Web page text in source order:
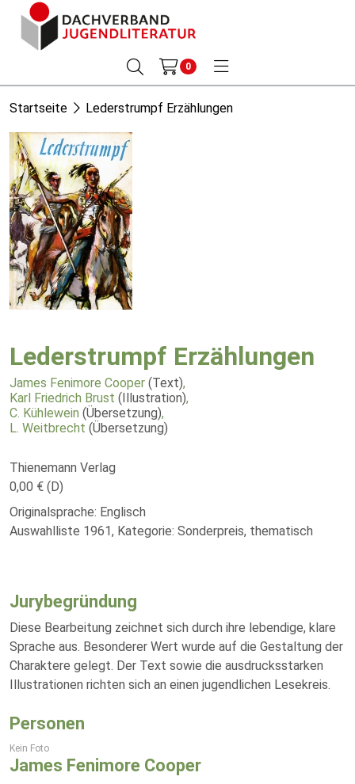
0
Startseite Lederstrumpf Erzählungen
Lederstrumpf Erzählungen
James Fenimore Cooper (Text),
Karl Friedrich Brust (Illustration),
C. Kühlewein (Übersetzung),
L. Weitbrecht (Übersetzung)
Thienemann Verlag
0,00 € (D)
Originalsprache: Englisch
Auswahlliste 1961, Kategorie: Sonderpreis, thematisch
Jurybegründung
Diese Bearbeitung zeichnet sich durch ihre lebendige, klare
Sprache aus. Besonderer Wert wurde auf die Gestaltung der
Charaktere gelegt. Der Text sowie die ausdrucksstarken
Illustrationen richten sich an einen jugendlichen Lesekreis.
Personen
Kein Foto
James Fenimore Cooper